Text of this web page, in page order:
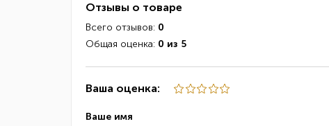
Отзывы о товаре
Всего отзывов: 0
Общая оценка: 0 из 5
Ваша оценка:
Ваше имя